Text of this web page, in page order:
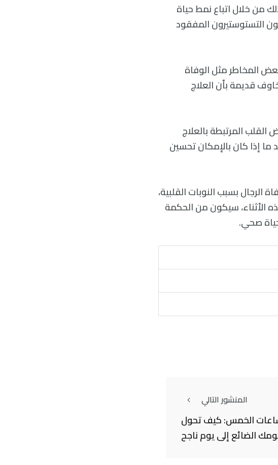
من خلال اتباع نمط حياة
التستوستيرون المفقود
المخاطر مثل الوفاة
قديمة بأن العلاج
المرتبطة بالعلاج
ما إذا كان بالإمكان تحسين
بسبب النوبات القلبية،
الأثناء، سيكون من الحكمة
صحي.
المنشور التالي
الخمس: كيف تحول
الضائع إلى يوم ناجح